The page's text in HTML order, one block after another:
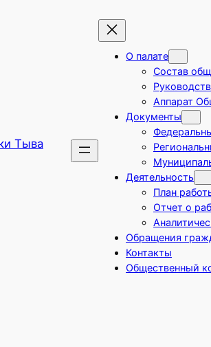
Тыва
О палате
Состав
Аппарат
Документы
Деятельность
План
Отчет о
Обращения
Контакты
Общественный